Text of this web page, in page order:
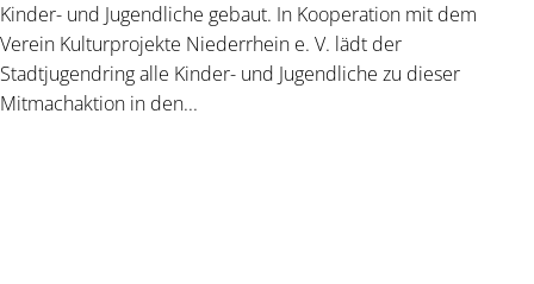
Kinder- und Jugendliche gebaut. In Kooperation mit dem
Verein Kulturprojekte Niederrhein e. V. lädt der
Stadtjugendring alle Kinder- und Jugendliche zu dieser
Mitmachaktion in den...